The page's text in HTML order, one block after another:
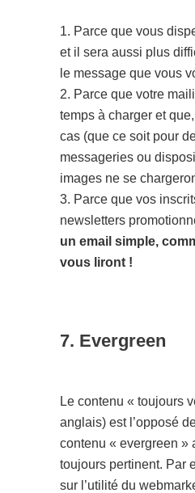
1. Parce que vous
et il sera aussi plus
le message que vous
2. Parce que votre
temps à charger et
cas (que ce soit pour
messageries ou
images ne se
3. Parce que vos
newsletters
un email simple,
vous liront !
7. Evergreen
Le contenu « toujours
anglais) est l’opposé
contenu « evergreen »
toujours pertinent. Par
sur l’utilité du